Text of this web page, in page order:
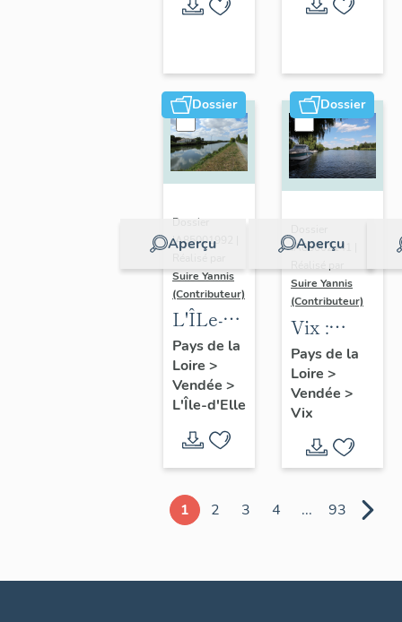
Dossier
Aperçu
Dossier
IA85001992 |
Suire Yannis
(Contributeur)
L'ÎLe-
d'Elle :
présentation
de la
Pays de la
Loire >
Vendée >
L'Île-d'Elle
Dossier
Aperçu
IA85002141 |
Suire Yannis
(Contributeur)
Vix :
présentation
de la
commune
Pays de la
Loire >
Vendée >
Vix
1 2 3 4 ... 93